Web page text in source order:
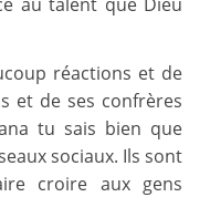
réactions et de
et de ses confrères
tu sais bien que
sociaux. Ils sont
croire aux gens